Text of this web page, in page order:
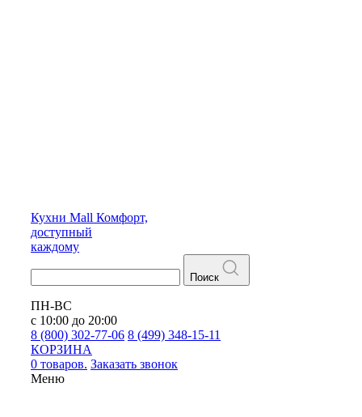
Кухни Mall Комфорт,
доступный
каждому
Поиск
ПН-ВС
с 10:00 до 20:00
8 (800) 302-77-06 8 (499) 348-15-11
КОРЗИНА
0 товаров. Заказать звонок
Меню